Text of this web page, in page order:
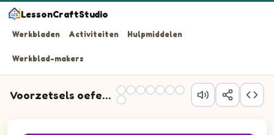
LessonCraftStudio
Werkbladen Activiteiten Hulpmiddelen
Werkblad-makers
Voorzetsels oefenen